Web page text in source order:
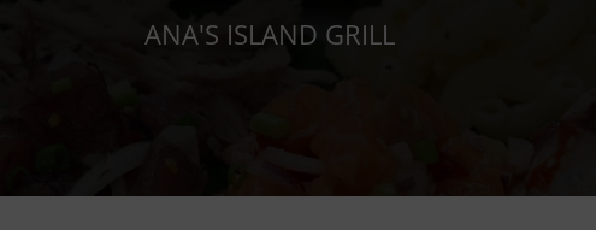
ANA'S ISLAND GRILL